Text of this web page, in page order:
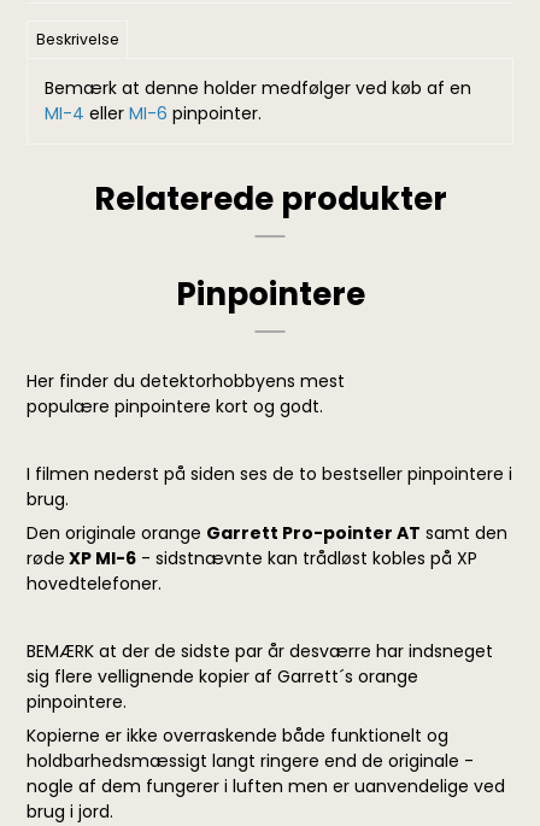
Beskrivelse
Bemærk at denne holder medfølger ved køb af en
MI-4 eller MI-6 pinpointer.
Relaterede produkter
Pinpointere
Her finder du detektorhobbyens mest
populære pinpointere kort og godt.
I filmen nederst på siden ses de to bestseller pinpointere i
brug.
Den originale orange Garrett Pro-pointer AT samt den
røde XP MI-6 - sidstnævnte kan trådløst kobles på XP
hovedtelefoner.
BEMÆRK at der de sidste par år desværre har indsneget
sig flere vellignende kopier af Garrett´s orange
pinpointere.
Kopierne er ikke overraskende både funktionelt og
holdbarhedsmæssigt langt ringere end de originale -
nogle af dem fungerer i luften men er uanvendelige ved
brug i jord.